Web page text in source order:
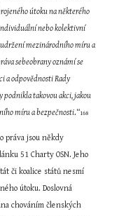
útoku na některého
nebo kolektivní
mezinárodního míru a
sebeobrany oznámí se
a odpovědnosti Rady
podnikla takovou akci, jakou
míru a bezpečnosti.“168
práva jsou někdy
51 Charty OSN. Jeho
či koalice států nesmí
útoku. Doslovná
chováním členských